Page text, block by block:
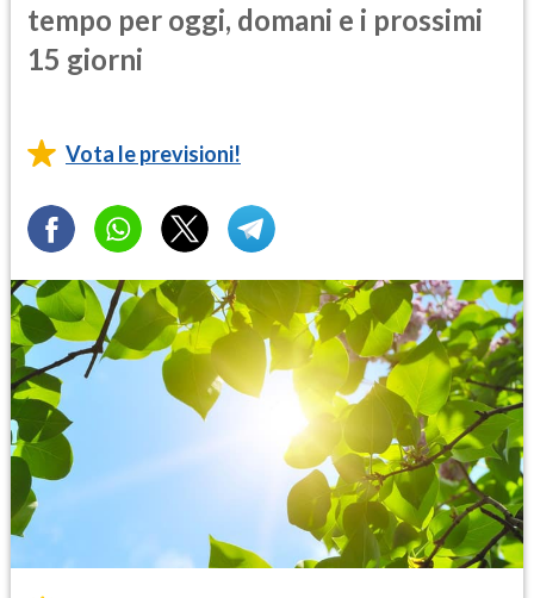
tempo per oggi, domani e i prossimi
15 giorni
Vota le previsioni!